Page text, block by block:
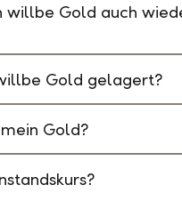
willbe Gold auch
Gold gelagert?
Gold?